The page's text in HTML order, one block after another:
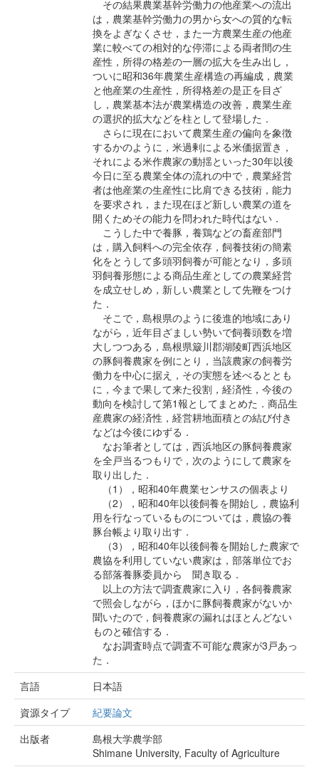
その結果農業基幹労働力の他産業への流出
は，農業基幹労働力の男から女への質的な転
換をよぎなくさせ，また一方農業生産の他産
業に較べての相対的な停滞による両者間の生
産性，所得の格差の一層の拡大を生み出し，
ついに昭和36年農業生産構造の再編成，農業
と他産業の生産性，所得格差の是正を目ざ
し，農業基本法が農業構造の改善，農業生産
の選択的拡大などを柱として登場した．
さらに現在において農業生産の偏向を象徴
するかのように，米過剰による米価据置き，
それによる米作農家の動揺といった30年以後
今日に至る農業全体の流れの中で，農業経営
者は他産業の生産性に比肩できる技術，能力
を要求され，また現在ほど新しい農業の道を
開くためその能力を問われた時代はない．
こうした中で養豚，養鶏などの畜産部門
は，購入飼料への完全依存，飼養技術の簡素
化をとうして多頭羽飼養が可能となり，多頭
羽飼養形態による商品生産としての農業経営
を成立せしめ，新しい農業として先鞭をつけ
た．
そこで，島根県のように後進的地域にあり
ながら，近年目ざましい勢いで飼養頭数を増
大しつつある，島根県簸川郡湖陵町西浜地区
の豚飼養農家を例にとり，当該農家の飼養労
働力を中心に据え，その実態を述べるととも
に，今まで果して来た役割，経済性，今後の
動向を検討して第1報としてまとめた．商品生
産農家の経済性，経営耕地面積との結び付き
などは今後にゆずる．
なお筆者としては，西浜地区の豚飼養農家
を全戸当るつもりで，次のようにして農家を
取り出した．
（1），昭和40年農業センサスの個表より
（2），昭和40年以後飼養を開始し，農協利
用を行なっているものについては，農協の養
豚台帳より取り出す．
（3），昭和40年以後飼養を開始した農家で
農協を利用していない農家は，部落単位でお
る部落養豚委員から 聞き取る．
以上の方法で調査農家に入り，各飼養農家
で照会しながら，ほかに豚飼養農家がないか
聞いたので，飼養農家の漏れはほとんどない
ものと確信する．
なお調査時点で調査不可能な農家が3戸あっ
た．
言語
日本語
資源タイプ
紀要論文
出版者
島根大学農学部
Shimane University, Faculty of Agriculture